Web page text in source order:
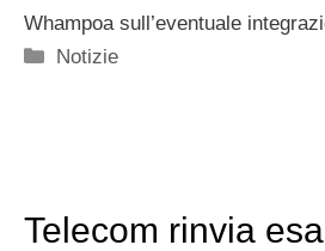
Whampoa sull’eventuale
Categorie
Notizie
Telecom rinvia